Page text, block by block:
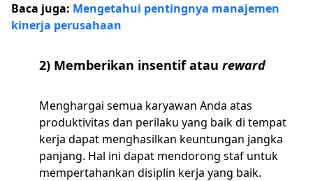
Baca juga: Mengetahui pentingnya manajemen
kinerja perusahaan
2) Memberikan insentif atau reward
Menghargai semua karyawan Anda atas
produktivitas dan perilaku yang baik di tempat
kerja dapat menghasilkan keuntungan jangka
panjang. Hal ini dapat mendorong staf untuk
mempertahankan disiplin kerja yang baik.